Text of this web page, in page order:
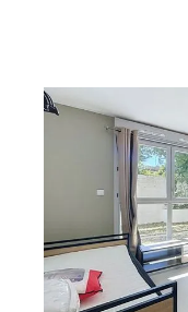
TROYES 10
20,90 m2, 1
Ref : 53268
440
par mois